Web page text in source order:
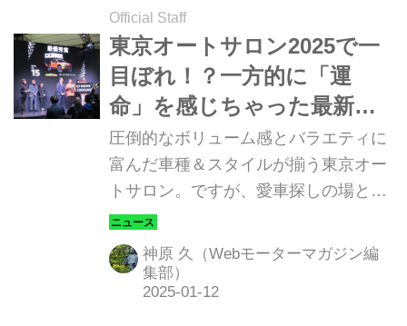
Official Staff
東京オートサロン2025で一
目ぼれ！？一方的に「運
命」を感じちゃった最新カ
スタマイズ4選【スタッフブ
ログ】
圧倒的なボリューム感とバラエティに
富んだ車種＆スタイルが揃う東京オー
トサロン。ですが、愛車探しの場とし
てはあまりにも「情報」が多すぎて、
目移りしまくり。そんなわけで今回は
「一目ぼれ」をテーマに全会場をのん
びりぶらぶらしてみました。果たして
神原 久（Webモーターマガジン編
集部）